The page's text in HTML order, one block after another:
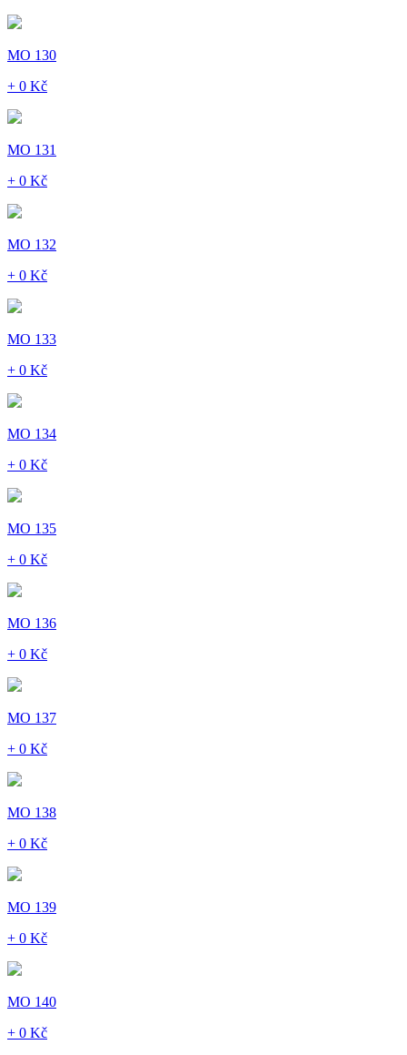
MO 130
+ 0 Kč
MO 131
+ 0 Kč
MO 132
+ 0 Kč
MO 133
+ 0 Kč
MO 134
+ 0 Kč
MO 135
+ 0 Kč
MO 136
+ 0 Kč
MO 137
+ 0 Kč
MO 138
+ 0 Kč
MO 139
+ 0 Kč
MO 140
+ 0 Kč